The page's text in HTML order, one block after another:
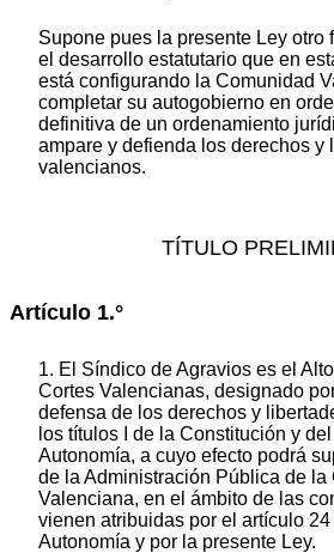
Supone pues la presente Ley otro
el desarrollo estatutario que en
está configurando la Comunidad
completar su autogobierno en
definitiva de un ordenamiento
ampare y defienda los derechos y
valencianos.
TÍTULO
Artículo 1.°
1. El Síndico de Agravios es el
Cortes Valencianas, designado
defensa de los derechos y
los títulos I de la Constitución y
Autonomía, a cuyo efecto podrá
de la Administración Pública de la
Valenciana, en el ámbito de las
vienen atribuidas por el artículo
Autonomía y por la presente Ley.